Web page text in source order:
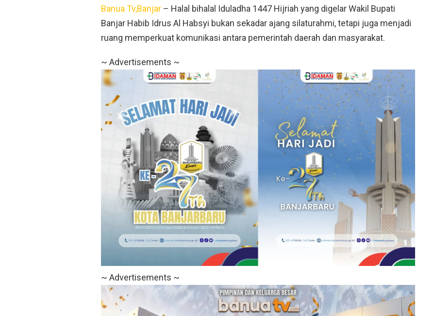
Banua Tv,Banjar – Halal bihalal Iduladha 1447 Hijriah yang digelar Wakil Bupati
Banjar Habib Idrus Al Habsyi bukan sekadar ajang silaturahmi, tetapi juga menjadi
ruang memperkuat komunikasi antara pemerintah daerah dan masyarakat.
~ Advertisements ~
~ Advertisements ~